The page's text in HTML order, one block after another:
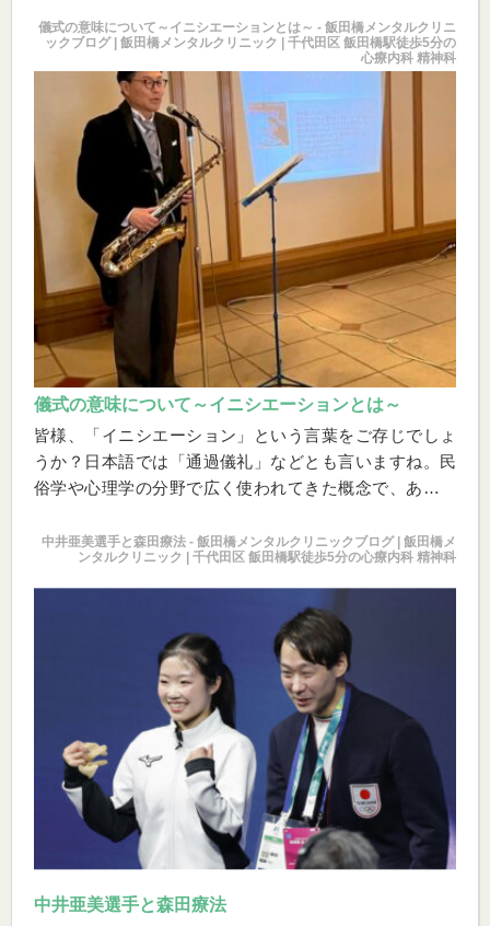
医師が休みに入りまして、院長である私が木曜日の夜も
担当します。その代わりに水曜日全日は私でなく三宅槙
医師が診療を担当させていただくこととなりました。
儀式の意味について～イニシエーションとは～ - 飯田橋メンタルクリニ
ックブログ | 飯田橋メンタルクリニック | 千代田区 飯田橋駅徒歩5分の
心療内科 精神科
儀式の意味について～イニシエーションとは～
皆様、「イニシエーション」という言葉をご存じでしょ
うか？日本語では「通過儀礼」などとも言いますね。民
俗学や心理学の分野で広く使われてきた概念で、ある段
ね。具体的に言えば、子供が大人になったり、ある共同
体外の人が、共同体の一員になる行為です。昔はこの行
為が密接に儀式に結び付けられていました。
そしておそらくこういった儀式により、その儀式を成し
えた個人の意識の中でも、「自分は大人になった」とか
「大人の社会に参入した」という自覚が強烈になされる
のではないでしょうか。現代社会では、こういった通過
儀礼の儀式が減っていますが、そのせいもあって、現代
の若者の場合、「自分が大人にも成り切れない、何者で
もない状態」が長く続いているとも言われています。
中井亜美選手と森田療法 - 飯田橋メンタルクリニックブログ | 飯田橋メ
ンタルクリニック | 千代田区 飯田橋駅徒歩5分の心療内科 精神科
中井亜美選手と森田療法